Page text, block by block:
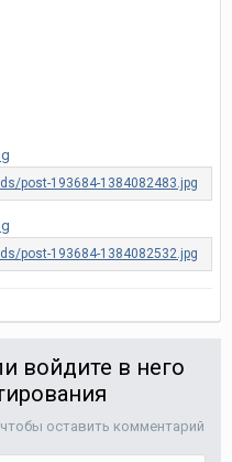
войдите в него
оставить комментарий